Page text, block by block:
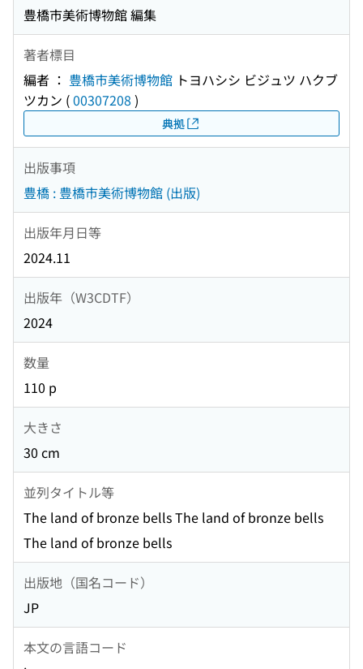
豊橋市美術博物館 編集
著者標目
編者 ： 豊橋市美術博物館 トヨハシシ ビジュツ ハクブ
ツカン (00307208 )
典拠
出版事項
豊橋 : 豊橋市美術博物館 (出版)
出版年月日等
2024.11
出版年（W3CDTF）
2024
数量
110 p
大きさ
30 cm
並列タイトル等
The land of bronze bells The land of bronze bells
The land of bronze bells
出版地（国名コード）
JP
本文の言語コード